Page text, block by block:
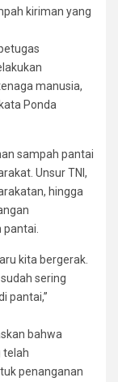
kiriman yang
manusia,
Ponda
sampah pantai
Unsur TNI,
hingga
kita bergerak.
sering
pantai,”
bahwa
telah
penanganan